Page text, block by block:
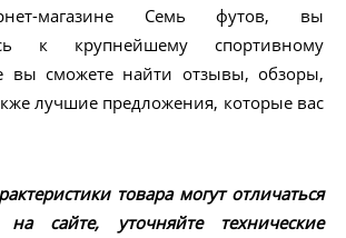
магазине Семь футов, вы
к крупнейшему спортивному
вы сможете найти отзывы, обзоры,
лучшие предложения, которые вас
товара могут отличаться
сайте, уточняйте технические